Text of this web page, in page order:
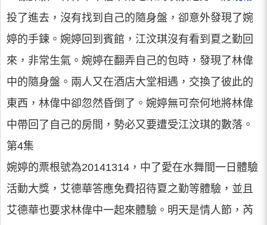
投了進去，沒有找到自己的隨身盤，卻意外發現了婉
婷的手鍊。婉婷回到賓館，江汶琪沒有看到夏之勤回
來，非常生氣。婉婷在翻弄自己的包時，發現了林偉
中的隨身盤。兩人又在酒店大堂相遇，交換了彼此的
東西，林偉中卻忽然昏倒了。婉婷無可奈何地將林偉
中帶回了自己的房間，勢必又要遭受江汶琪的數落。
第4集
婉婷的票根號為20141314，中了愛在水舞間一日體驗
活動大獎，艾德華答應免費招待夏之勤等體驗，並且
艾德華也要求林偉中一起來體驗。明天是情人節，芮